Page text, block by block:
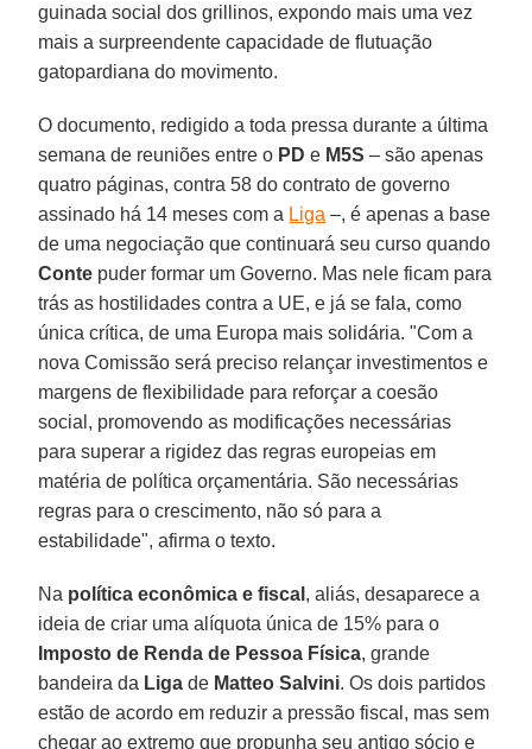
guinada social dos grillinos, expondo mais uma vez
mais a surpreendente capacidade de flutuação
gatopardiana do movimento.
O documento, redigido a toda pressa durante a última
semana de reuniões entre o PD e M5S – são apenas
quatro páginas, contra 58 do contrato de governo
assinado há 14 meses com a Liga –, é apenas a base
de uma negociação que continuará seu curso quando
Conte puder formar um Governo. Mas nele ficam para
trás as hostilidades contra a UE, e já se fala, como
única crítica, de uma Europa mais solidária. "Com a
nova Comissão será preciso relançar investimentos e
margens de flexibilidade para reforçar a coesão
social, promovendo as modificações necessárias
para superar a rigidez das regras europeias em
matéria de política orçamentária. São necessárias
regras para o crescimento, não só para a
estabilidade", afirma o texto.
Na política econômica e fiscal , aliás, desaparece a
ideia de criar uma alíquota única de 15% para o
Imposto de Renda de Pessoa Física, grande
bandeira da Liga de Matteo Salvini. Os dois partidos
estão de acordo em reduzir a pressão fiscal, mas sem
chegar ao extremo que propunha seu antigo sócio e